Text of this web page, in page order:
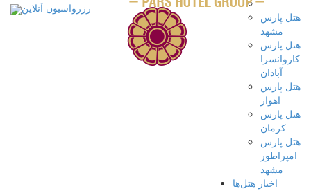
هتل پارس
مشهد
هتل پارس
کاروانسرا
آبادان
هتل پارس
اهواز
هتل پارس
کرمان
هتل پارس
امپراطور
مشهد
اخبار هتل‌ها
رزرواسیون آنلاین